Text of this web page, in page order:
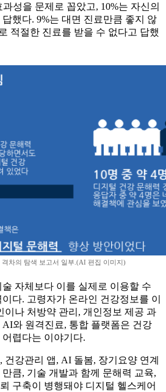
성을 문제로 꼽았고, 10%는 자신의
했다. 9%는 대면 진료만큼 좋지 않
적절한 진료를 받을 수 없다고 답했
차의 탐색 보고서 일부.(AI 편집 이미지)
자체보다 이를 실제로 이용할 수
다. 고령자가 온라인 건강정보를 이
이나 처방약 관리, 개인정보 제공 과
와 원격진료, 통합 플랫폼은 건강
렵다는 이야기다.
건강관리 앱, AI 돌봄, 장기요양 연계
큼, 기술 개발과 함께 문해력 교육,
구축이 병행돼야 디지털 헬스케어